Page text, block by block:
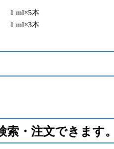
1 ml×5本
1 ml×3本
索・注文できます。